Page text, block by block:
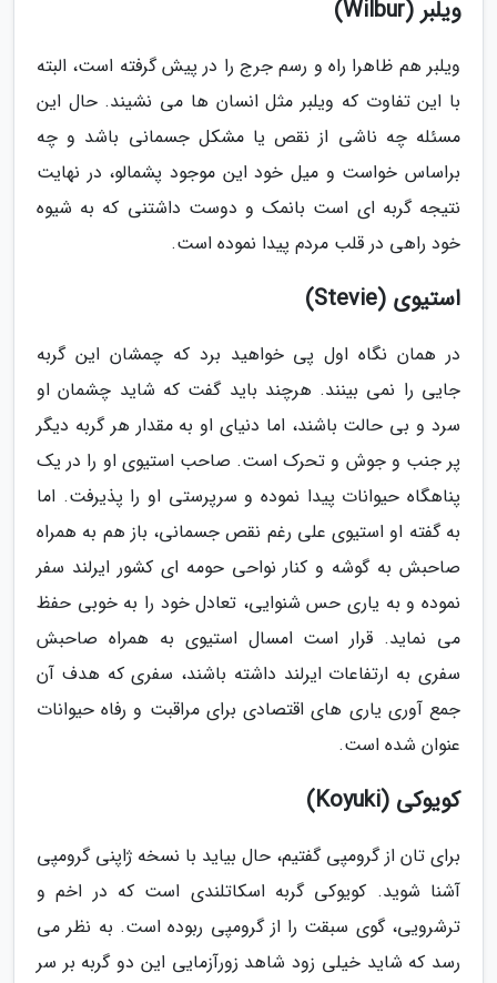
ویلبر (Wilbur)
ویلبر هم ظاهرا راه و رسم جرج را در پیش گرفته است، البته
با این تفاوت که ویلبر مثل انسان ها می نشیند. حال این
مسئله چه ناشی از نقص یا مشکل جسمانی باشد و چه
براساس خواست و میل خود این موجود پشمالو، در نهایت
نتیجه گربه ای است بانمک و دوست داشتنی که به شیوه
خود راهی در قلب مردم پیدا نموده است.
استیوی (Stevie)
در همان نگاه اول پی خواهید برد که چمشان این گربه
جایی را نمی بینند. هرچند باید گفت که شاید چشمان او
سرد و بی حالت باشند، اما دنیای او به مقدار هر گربه دیگر
پر جنب و جوش و تحرک است. صاحب استیوی او را در یک
پناهگاه حیوانات پیدا نموده و سرپرستی او را پذیرفت. اما
به گفته او استیوی علی رغم نقص جسمانی، باز هم به همراه
صاحبش به گوشه و کنار نواحی حومه ای کشور ایرلند سفر
نموده و به یاری حس شنوایی، تعادل خود را به خوبی حفظ
می نماید. قرار است امسال استیوی به همراه صاحبش
سفری به ارتفاعات ایرلند داشته باشند، سفری که هدف آن
جمع آوری یاری های اقتصادی برای مراقبت و رفاه حیوانات
عنوان شده است.
کویوکی (Koyuki)
برای تان از گرومپی گفتیم، حال بیاید با نسخه ژاپنی گرومپی
آشنا شوید. کویوکی گربه اسکاتلندی است که در اخم و
ترشرویی، گوی سبقت را از گرومپی ربوده است. به نظر می
رسد که شاید خیلی زود شاهد زورآزمایی این دو گربه بر سر